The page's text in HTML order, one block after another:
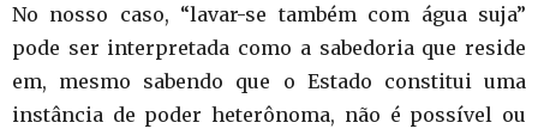
No nosso caso, “lavar-se também com água suja”
pode ser interpretada como a sabedoria que reside
em, mesmo sabendo que o Estado constitui uma
instância de poder heterônoma, não é possível ou